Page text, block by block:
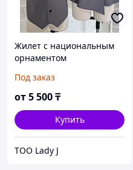
Жилет с национальным
орнаментом
Под заказ
от5 500₸
Купить
ТОО Lady J